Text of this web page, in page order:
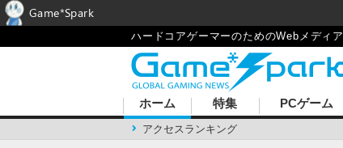
ハードコアゲーマーのためのWebメディア
ホーム
アクセスランキング
特集 PCゲーム
Game*Spark